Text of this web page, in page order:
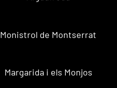
Monistrol de Montserrat
Margarida i els Monjos